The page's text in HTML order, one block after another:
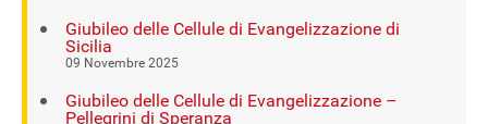
Giubileo delle Cellule di Evangelizzazione di
Sicilia
09 Novembre 2025
Giubileo delle Cellule di Evangelizzazione –
Pellegrini di Speranza